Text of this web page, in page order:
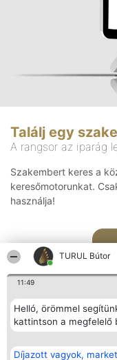
TURUL Bútor
11:49
Helló, örömmel
kattintson a megfelelő
Díjazott vagyok,
Találj egy
A rangsor az iparág
Szakembert keres a
keresőmotorunkat.
használja!
Rangsorszervező
SC Beautiful Company S.R.L.